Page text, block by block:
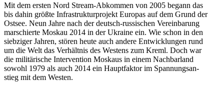
Mit dem ersten Nord Stream-Abkom­men von 2005 begann das
bis dahin größte Infra­struk­tur­pro­jekt Europas auf dem Grund der
Ostsee. Neun Jahre nach der deutsch-rus­si­schen Ver­ein­ba­rung
mar­schierte Moskau 2014 in der Ukraine ein. Wie schon in den
sieb­zi­ger Jahren, stören heute auch andere Ent­wick­lun­gen rund
um die Welt das Ver­hält­nis des Westens zum Kreml. Doch war
die mili­tä­ri­sche Inter­ven­tion Moskaus in einem Nach­bar­land
sowohl 1979 als auch 2014 ein Haupt­fak­tor im Span­nungs­an­
stieg mit dem Westen.